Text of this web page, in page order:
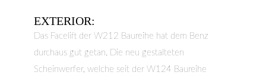
EXTERIOR:
Das Facelift der W212 Baureihe hat dem Benz
durchaus gut getan. Die neu gestalteten
Scheinwerfer, welche seit der W124 Baureihe